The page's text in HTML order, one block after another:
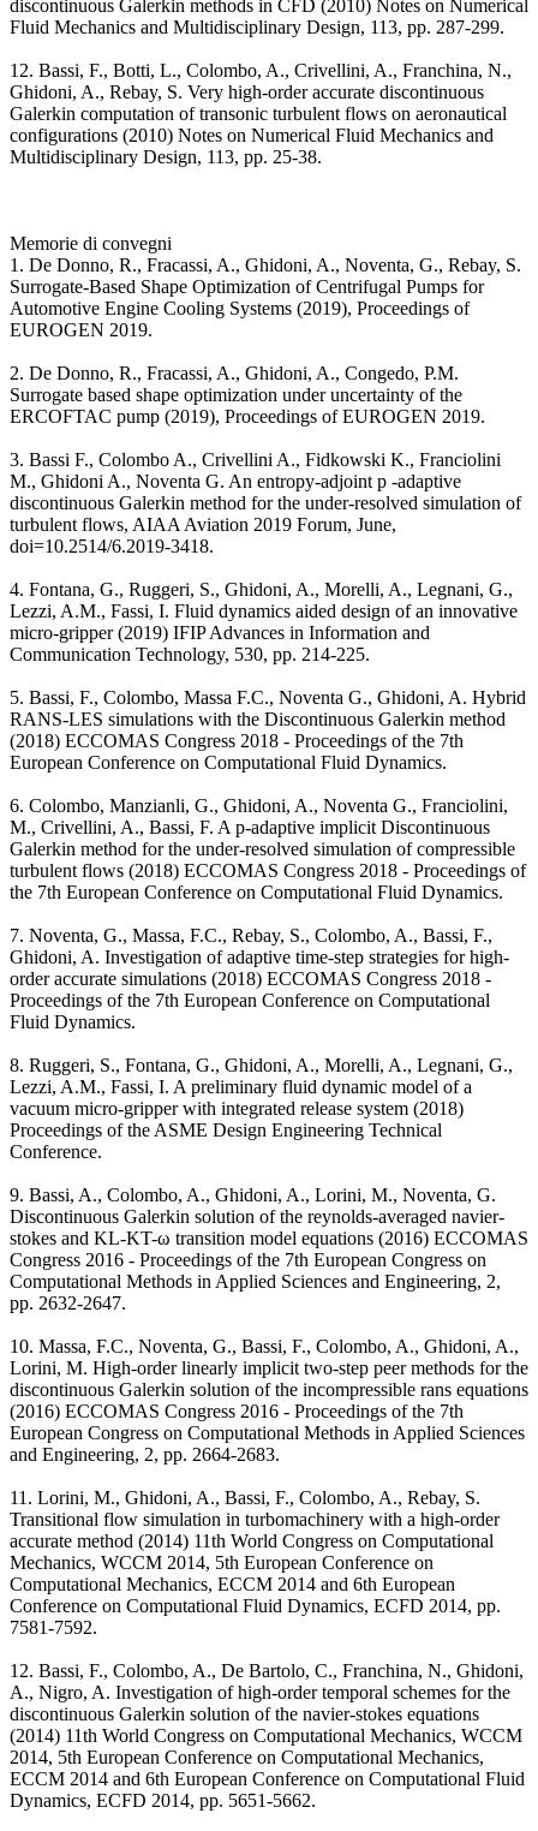
discontinuous Galerkin methods in CFD (2010) Notes on Numerical
Fluid Mechanics and Multidisciplinary Design, 113, pp. 287-299.
12. Bassi, F., Botti, L., Colombo, A., Crivellini, A., Franchina, N.,
Ghidoni, A., Rebay, S. Very high-order accurate discontinuous
Galerkin computation of transonic turbulent flows on aeronautical
configurations (2010) Notes on Numerical Fluid Mechanics and
Multidisciplinary Design, 113, pp. 25-38.
Memorie di convegni
1. De Donno, R., Fracassi, A., Ghidoni, A., Noventa, G., Rebay, S.
Surrogate-Based Shape Optimization of Centrifugal Pumps for
Automotive Engine Cooling Systems (2019), Proceedings of
EUROGEN 2019.
2. De Donno, R., Fracassi, A., Ghidoni, A., Congedo, P.M.
Surrogate based shape optimization under uncertainty of the
ERCOFTAC pump (2019), Proceedings of EUROGEN 2019.
3. Bassi F., Colombo A., Crivellini A., Fidkowski K., Franciolini
M., Ghidoni A., Noventa G. An entropy-adjoint p -adaptive
discontinuous Galerkin method for the under-resolved simulation of
turbulent flows, AIAA Aviation 2019 Forum, June,
doi=10.2514/6.2019-3418.
4. Fontana, G., Ruggeri, S., Ghidoni, A., Morelli, A., Legnani, G.,
Lezzi, A.M., Fassi, I. Fluid dynamics aided design of an innovative
micro-gripper (2019) IFIP Advances in Information and
Communication Technology, 530, pp. 214-225.
5. Bassi, F., Colombo, Massa F.C., Noventa G., Ghidoni, A. Hybrid
RANS-LES simulations with the Discontinuous Galerkin method
(2018) ECCOMAS Congress 2018 - Proceedings of the 7th
European Conference on Computational Fluid Dynamics.
6. Colombo, Manzianli, G., Ghidoni, A., Noventa G., Franciolini,
M., Crivellini, A., Bassi, F. A p-adaptive implicit Discontinuous
Galerkin method for the under-resolved simulation of compressible
turbulent flows (2018) ECCOMAS Congress 2018 - Proceedings of
the 7th European Conference on Computational Fluid Dynamics.
7. Noventa, G., Massa, F.C., Rebay, S., Colombo, A., Bassi, F.,
Ghidoni, A. Investigation of adaptive time-step strategies for high-
order accurate simulations (2018) ECCOMAS Congress 2018 -
Proceedings of the 7th European Conference on Computational
Fluid Dynamics.
8. Ruggeri, S., Fontana, G., Ghidoni, A., Morelli, A., Legnani, G.,
Lezzi, A.M., Fassi, I. A preliminary fluid dynamic model of a
vacuum micro-gripper with integrated release system (2018)
Proceedings of the ASME Design Engineering Technical
Conference.
9. Bassi, A., Colombo, A., Ghidoni, A., Lorini, M., Noventa, G.
Discontinuous Galerkin solution of the reynolds-averaged navier-
stokes and KL-KT-ω transition model equations (2016) ECCOMAS
Congress 2016 - Proceedings of the 7th European Congress on
Computational Methods in Applied Sciences and Engineering, 2,
pp. 2632-2647.
10. Massa, F.C., Noventa, G., Bassi, F., Colombo, A., Ghidoni, A.,
Lorini, M. High-order linearly implicit two-step peer methods for the
discontinuous Galerkin solution of the incompressible rans equations
(2016) ECCOMAS Congress 2016 - Proceedings of the 7th
European Congress on Computational Methods in Applied Sciences
and Engineering, 2, pp. 2664-2683.
11. Lorini, M., Ghidoni, A., Bassi, F., Colombo, A., Rebay, S.
Transitional flow simulation in turbomachinery with a high-order
accurate method (2014) 11th World Congress on Computational
Mechanics, WCCM 2014, 5th European Conference on
Computational Mechanics, ECCM 2014 and 6th European
Conference on Computational Fluid Dynamics, ECFD 2014, pp.
7581-7592.
12. Bassi, F., Colombo, A., De Bartolo, C., Franchina, N., Ghidoni,
A., Nigro, A. Investigation of high-order temporal schemes for the
discontinuous Galerkin solution of the navier-stokes equations
(2014) 11th World Congress on Computational Mechanics, WCCM
2014, 5th European Conference on Computational Mechanics,
ECCM 2014 and 6th European Conference on Computational Fluid
Dynamics, ECFD 2014, pp. 5651-5662.